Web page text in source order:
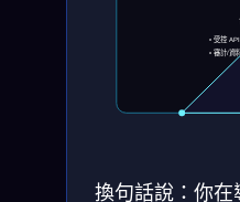
• 受控
• 審計/資
換句話說：你